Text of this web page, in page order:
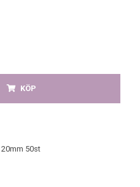
KÖP
20mm 50st